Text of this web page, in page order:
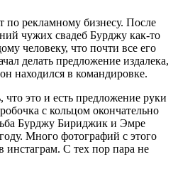
рекламному бизнесу. После
чужих свадеб Бурджу как-то
человеку, что почти все его
делать предложение издалека,
находился в командировке.
что это и есть предложение руки
с кольцом окончательно
Бурджу Бириджик и Эмре
Много фотографий с этого
С тех пор пара не